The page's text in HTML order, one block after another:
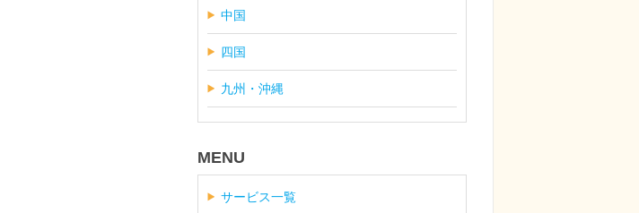
中国
四国
九州・沖縄
MENU
サービス一覧